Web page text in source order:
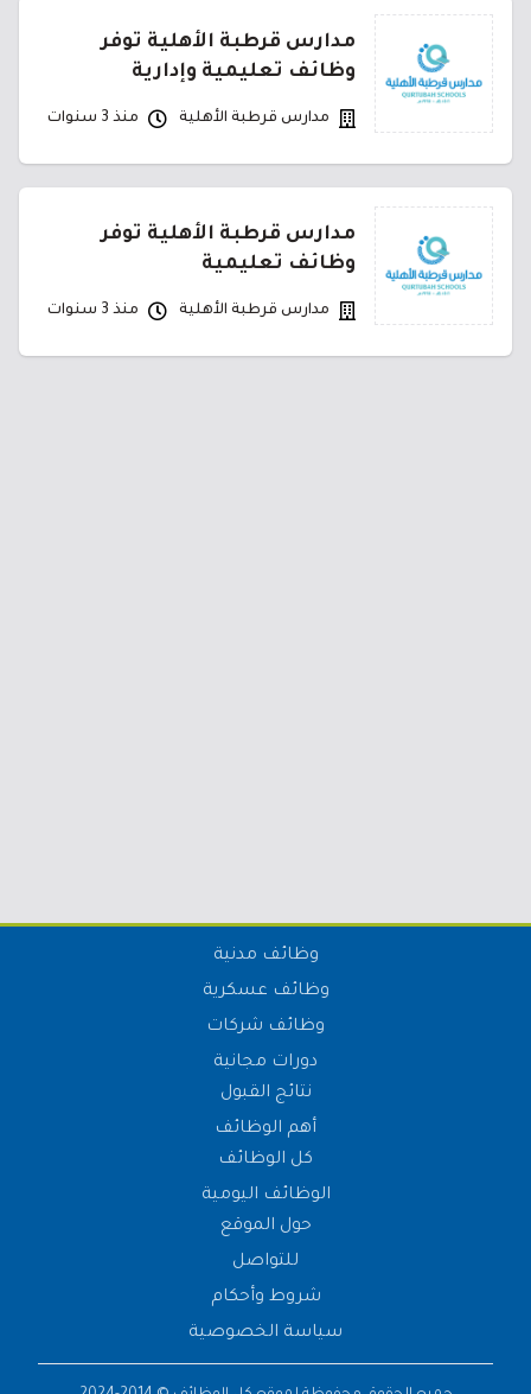
مدارس قرطبة الأهلية توفر
وظائف تعليمية وإدارية
مدارس قرطبة الأهلية منذ 3 سنوات
مدارس قرطبة الأهلية توفر
وظائف تعليمية
مدارس قرطبة الأهلية منذ 3 سنوات
وظائف مدنية
وظائف عسكرية
وظائف شركات
دورات مجانية
نتائج القبول
أهم الوظائف
كل الوظائف
الوظائف اليومية
حول الموقع
للتواصل
شروط وأحكام
سياسة الخصوصية